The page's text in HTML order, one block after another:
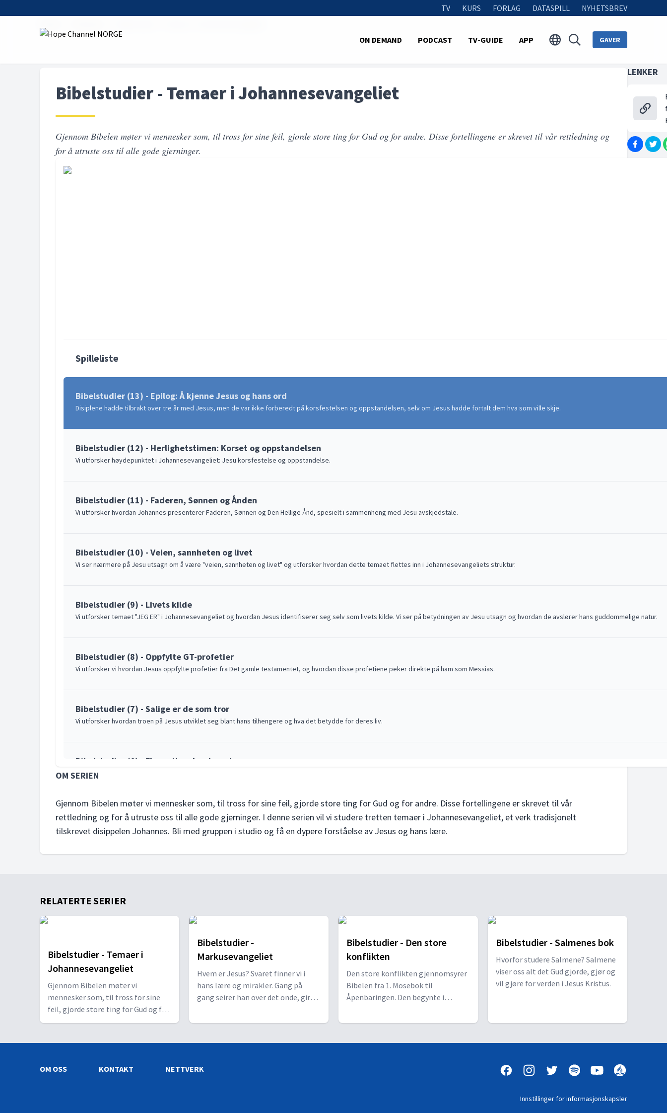
TV KURS FORLAG DATASPILL NYHETSBREV
ON DEMAND PODCAST TV-GUIDE APP GAVER
Bibelstudier - Temaer i Johannesevangeliet
Gjennom Bibelen møter vi mennesker som, til tross for sine feil, gjorde store ting for Gud og for andre. Disse fortellingene er skrevet til vår rettledning og
for å utruste oss til alle gode gjerninger.
Spilleliste
Bibelstudier (13) - Epilog: Å kjenne Jesus og hans ord
Disiplene hadde tilbrakt over tre år med Jesus, men de var ikke forberedt på korsfestelsen og oppstandelsen, selv om Jesus hadde fortalt dem hva som ville skje.
Bibelstudier (12) - Herlighetstimen: Korset og oppstandelsen
Vi utforsker høydepunktet i Johannesevangeliet: Jesu korsfestelse og oppstandelse.
Bibelstudier (11) - Faderen, Sønnen og Ånden
Vi utforsker hvordan Johannes presenterer Faderen, Sønnen og Den Hellige Ånd, spesielt i sammenheng med Jesu avskjedstale.
Bibelstudier (10) - Veien, sannheten og livet
Vi ser nærmere på Jesu utsagn om å være "veien, sannheten og livet" og utforsker hvordan dette temaet flettes inn i Johannesevangeliets struktur.
Bibelstudier (9) - Livets kilde
Vi utforsker temaet "JEG ER" i Johannesevangeliet og hvordan Jesus identifiserer seg selv som livets kilde. Vi ser på betydningen av Jesu utsagn og hvordan de avslører hans guddommelige natur.
Bibelstudier (8) - Oppfylte GT-profetier
Vi utforsker vi hvordan Jesus oppfylte profetier fra Det gamle testamentet, og hvordan disse profetiene peker direkte på ham som Messias.
Bibelstudier (7) - Salige er de som tror
Vi utforsker hvordan troen på Jesus utviklet seg blant hans tilhengere og hva det betydde for deres liv.
Bibelstudier (6) - Flere vitnesbyrd om Jesus
Jesus sa forbløffende ting om seg selv, hvem han er, hvem som har sendt ham og hvor han kommer fra.
Bibelstudier (5) - Samaritanenes vitnesbyrd
Vi utforsker møtet mellom Jesus og kvinnen ved brønnen i Samaria, samt innbyggerne i byen Sykar. Dette møtet gir oss innsikt i hvordan Jesus brøt barrierer og ga nytt håp til mennesker som ble
Bibelstudier (3) - Bakteppet: Prologen
Bibelstudier (2) - Tegn på guddom
Vi utforsker tre av Jesu største mirakler som demonstrerer hans guddommelighet. Fra bespisningen av de fem tusen til helbredelsen av den blindfødte og oppvekkelsen av Lasarus, ser vi hvordan
Bibelstudier (1) - Tegn viser vei
OM SERIEN
Gjennom Bibelen møter vi mennesker som, til tross for sine feil, gjorde store ting for Gud og for andre. Disse fortellingene er skrevet til vår
rettledning og for å utruste oss til alle gode gjerninger. I denne serien vil vi studere tretten temaer i Johannesevangeliet, et verk tradisjonelt
tilskrevet disippelen Johannes. Bli med gruppen i studio og få en dypere forståelse av Jesus og hans lære.
LENKER
RELATERTE SERIER
Bibelstudier - Temaer i
Johannesevangeliet
Gjennom Bibelen møter vi
mennesker som, til tross for sine
feil, gjorde store ting for Gud og for
andre. Disse fortellingene er skrevet
oss til alle gode gjerninger.
Bibelstudier -
Markusevangeliet
Hvem er Jesus? Svaret finner vi i
hans lære og mirakler. Gang på
gang seirer han over det onde, gir
i overbevisende sannheter som går
eksistens.
Bibelstudier - Den store
konflikten
Den store konflikten gjennomsyrer
Bibelen fra 1. Mosebok til
Åpenbaringen. Den begynte i
Gud. Spørsmålet om Guds
kosmiske konflikten. Er han virkelig
Bibelstudier - Salmenes bok
Hvorfor studere Salmene? Salmene
viser oss alt det Gud gjorde, gjør og
vil gjøre for verden i Jesus Kristus.
OM OSS KONTAKT NETTVERK
Innstillinger for informasjonskapsler